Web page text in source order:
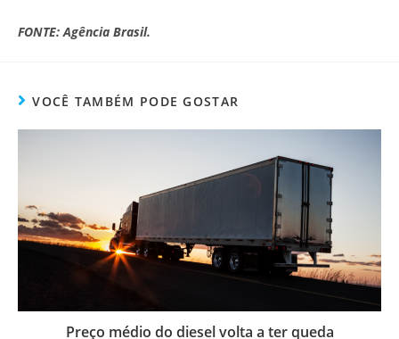
FONTE: Agência Brasil.
VOCÊ TAMBÉM PODE GOSTAR
Preço médio do diesel volta a ter queda